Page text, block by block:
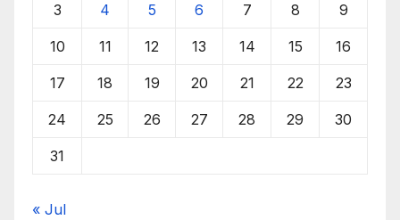
3 4 5 6 7 8 9
10 11 12 13 14 15 16
17 18 19 20 21 22 23
24 25 26 27 28 29 30
31
« Jul